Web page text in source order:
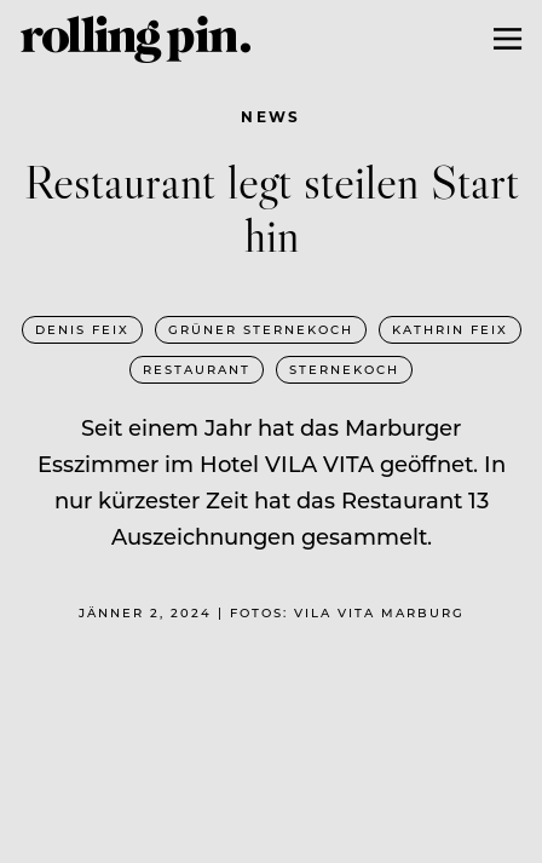
NEWS
Restaurant legt steilen Start
hin
DENIS FEIX GRÜNER STERNEKOCH KATHRIN FEIX
RESTAURANT STERNEKOCH
Seit einem Jahr hat das Marburger
Esszimmer im Hotel VILA VITA geöffnet. In
nur kürzester Zeit hat das Restaurant 13
Auszeichnungen gesammelt.
JÄNNER 2, 2024 | FOTOS: VILA VITA MARBURG